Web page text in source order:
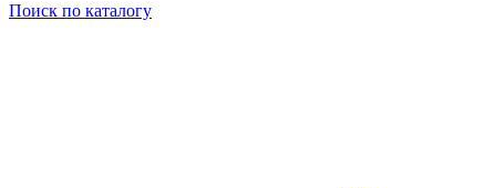
Поиск по каталогу